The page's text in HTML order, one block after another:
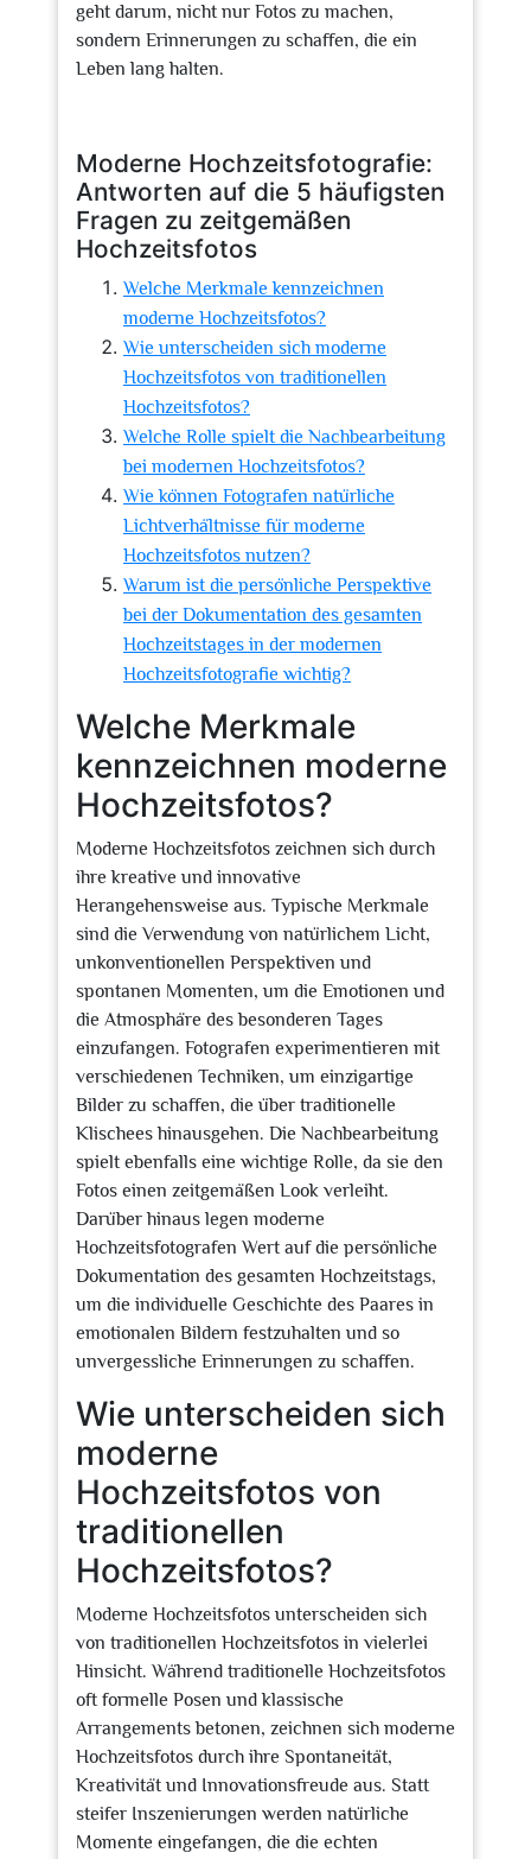
geht darum, nicht nur Fotos zu machen,
sondern Erinnerungen zu schaffen, die ein
Leben lang halten.
Moderne Hochzeitsfotografie:
Antworten auf die 5 häufigsten
Fragen zu zeitgemäßen
Hochzeitsfotos
Welche Merkmale kennzeichnen
moderne Hochzeitsfotos?
Wie unterscheiden sich moderne
Hochzeitsfotos von traditionellen
Hochzeitsfotos?
Welche Rolle spielt die Nachbearbeitung
bei modernen Hochzeitsfotos?
Wie können Fotografen natürliche
Lichtverhältnisse für moderne
Hochzeitsfotos nutzen?
Warum ist die persönliche Perspektive
bei der Dokumentation des gesamten
Hochzeitstages in der modernen
Hochzeitsfotografie wichtig?
Welche Merkmale
kennzeichnen moderne
Hochzeitsfotos?
Moderne Hochzeitsfotos zeichnen sich durch
ihre kreative und innovative
Herangehensweise aus. Typische Merkmale
sind die Verwendung von natürlichem Licht,
unkonventionellen Perspektiven und
spontanen Momenten, um die Emotionen und
die Atmosphäre des besonderen Tages
einzufangen. Fotografen experimentieren mit
verschiedenen Techniken, um einzigartige
Bilder zu schaffen, die über traditionelle
Klischees hinausgehen. Die Nachbearbeitung
spielt ebenfalls eine wichtige Rolle, da sie den
Fotos einen zeitgemäßen Look verleiht.
Darüber hinaus legen moderne
Hochzeitsfotografen Wert auf die persönliche
Dokumentation des gesamten Hochzeitstags,
um die individuelle Geschichte des Paares in
emotionalen Bildern festzuhalten und so
unvergessliche Erinnerungen zu schaffen.
Wie unterscheiden sich
moderne
Hochzeitsfotos von
traditionellen
Hochzeitsfotos?
Moderne Hochzeitsfotos unterscheiden sich
von traditionellen Hochzeitsfotos in vielerlei
Hinsicht. Während traditionelle Hochzeitsfotos
oft formelle Posen und klassische
Arrangements betonen, zeichnen sich moderne
Hochzeitsfotos durch ihre Spontaneität,
Kreativität und Innovationsfreude aus. Statt
steifer Inszenierungen werden natürliche
Momente eingefangen, die die echten